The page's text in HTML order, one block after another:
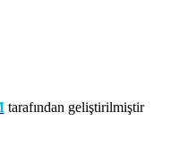
tarafından geliştirilmiştir